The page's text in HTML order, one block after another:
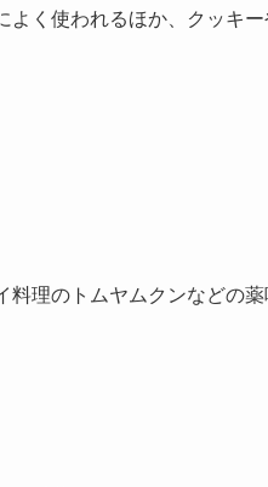
く使われるほか、クッキ
理のトムヤムクンなどの